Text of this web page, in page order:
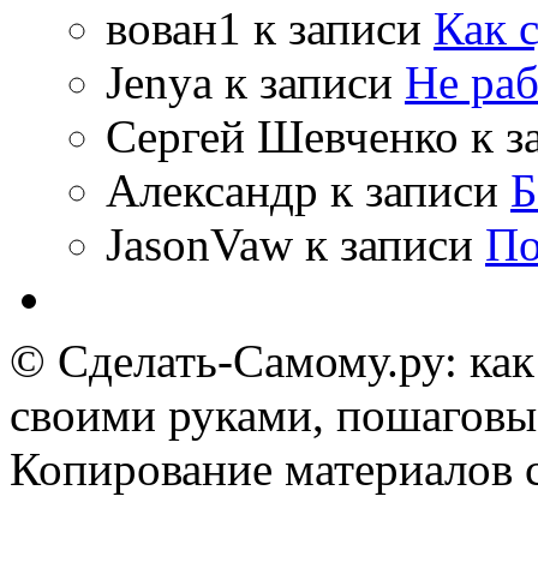
вован1 к записи Как
Jenya к записи Не
Сергей Шевченко к
Александр к записи
JasonVaw к записи
© Сделать-Самому.ру:
своими руками,
Копирование материалов